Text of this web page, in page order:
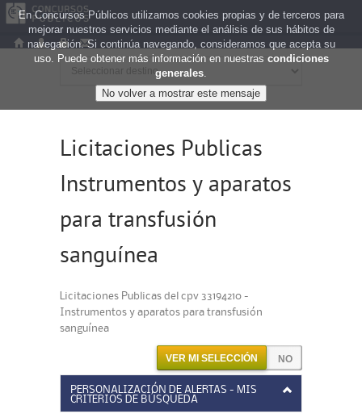
Licitaciones Publicas
Instrumentos y aparatos
para transfusión
sanguínea
Licitaciones Publicas del cpv 33194210 -
Instrumentos y aparatos para transfusión
sanguínea
VER MI SELECCIÓN
PERSONALIZACIÓN DE ALERTAS - MIS
CRITERIOS DE BÚSQUEDA
En Concursos Públicos utilizamos cookies propias y de terceros para
mejorar nuestros servicios mediante el análisis de sus hábitos de
navegación. Si continúa navegando, consideramos que acepta su
uso. Puede obtener más información en nuestras condiciones
generales.